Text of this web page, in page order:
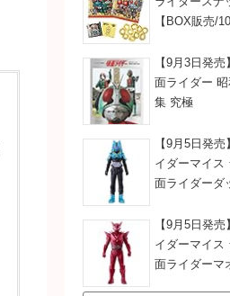
【BOX販売/
【9月3日発
面ライダー
集 究極
【9月5日発
イダーマイス
面ライダーダ
【9月5日発
イダーマイス
面ライダーマ